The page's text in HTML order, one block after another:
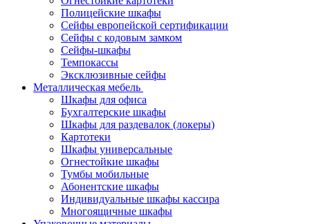
Полицейские шкафы
Сейфы европейской сертификации
Сейфы с кодовым замком
Сейфы-шкафы
Темпокассы
Эксклюзивные сейфы
Металлическая мебель
Шкафы для офиса
Бухгалтерские шкафы
Шкафы для раздевалок (локеры)
Картотеки
Шкафы универсальные
Огнестойкие шкафы
Тумбы мобильные
Абонентские шкафы
Индивидуальные шкафы кассира
Многоящичные шкафы